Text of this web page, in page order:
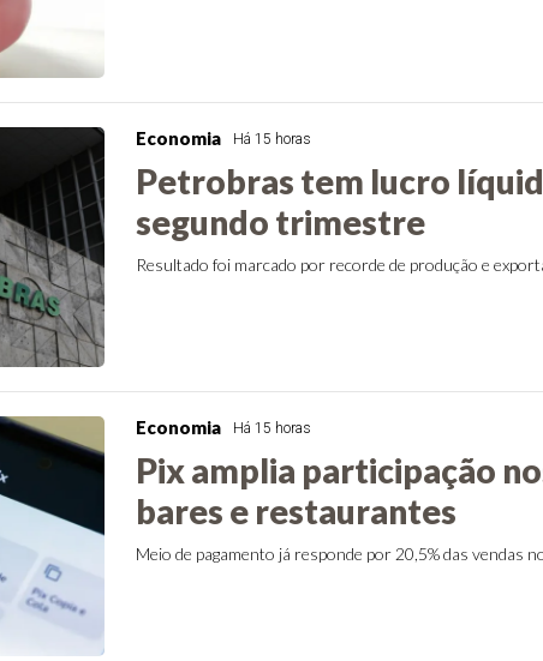
Economia Há 15 horas
Petrobras tem lucro
segundo trimestre
Resultado foi marcado por recorde de produção e
Economia Há 15 horas
Pix amplia participação
bares e restaurantes
Meio de pagamento já responde por 20,5% das vendas